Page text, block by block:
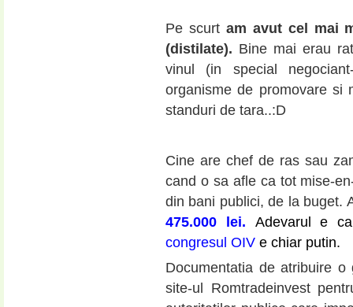
Pe scurt am avut cel mai
(distilate). Bine mai erau
vinul (in special
organisme de promovare si
standuri de tara..:D
Cine are chef de ras sau
cand o sa afle ca tot mise-
din bani publici, de la buget.
475.000 lei.
Adevarul e
congresul OIV e chiar putin.
Documentatia de atribuire
site-ul Romtradeinvest